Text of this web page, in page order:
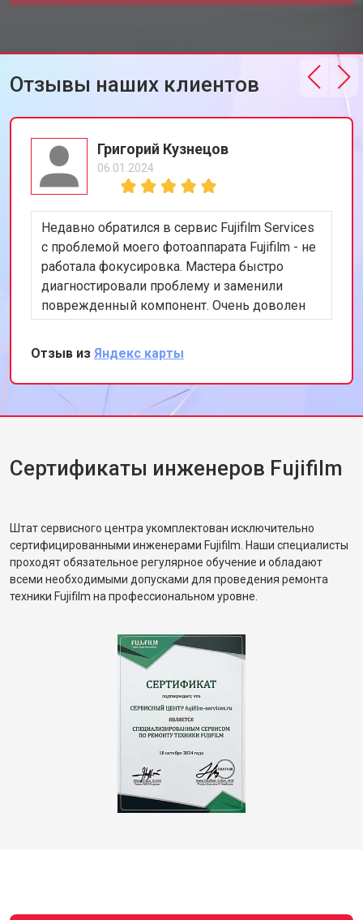
Отзывы наших клиентов
Григорий Кузнецов
06.01.2024
Недавно обратился в сервис Fujifilm Services
с проблемой моего фотоаппарата Fujifilm - не
работала фокусировка. Мастера быстро
диагностировали проблему и заменили
поврежденный компонент. Очень доволен
скоростью и качеством работы. Рекомендую
этот сервис всем, кто ценит
профессионализм и качество.
Отзыв из Яндекс карты
Сертификаты инженеров Fujifilm
Штат сервисного центра укомплектован исключительно
сертифицированными инженерами Fujifilm. Наши специалисты
проходят обязательное регулярное обучение и обладают
всеми необходимыми допусками для проведения ремонта
техники Fujifilm на профессиональном уровне.